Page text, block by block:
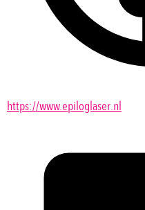
https://www.epiloglaser.nl